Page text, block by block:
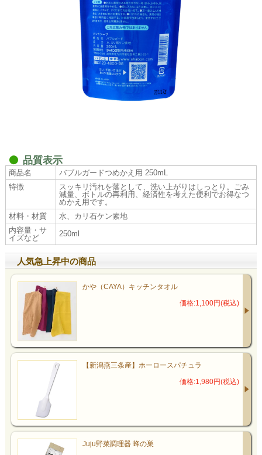
品質表示
商品名
バブルガードつめかえ用 250mL
特徴
スッキリ汚れを落として、洗い上がりはしっとり。ごみ
減量、ボトルの再利用、経済性を考えた便利でお得なつ
めかえ用です。
材料・材質
水、カリ石ケン素地
内容量・サ
イズなど
250ml
人気急上昇中の商品
かや（CAYA）キッチンタオル
価格:1,100円(税込)
【新潟燕三条産】ホーロースパチュラ
価格:1,980円(税込)
Juju野菜調理器 蜂の巣